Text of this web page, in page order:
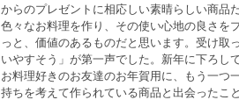
からのプレゼントに相応しい素晴らしい商品
色々なお料理を作り、その使い心地の良さを
っと、価値のあるものだと思います。受け取
いやすそう」が第一声でした。新年に下ろし
お料理好きのお友達のお年賀用に、もう一つ
持ちを考えて作られている商品と出会ったこ